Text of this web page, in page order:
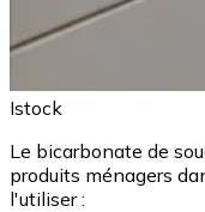
Istock
Le bicarbonate de
produits ménagers
l'utiliser :